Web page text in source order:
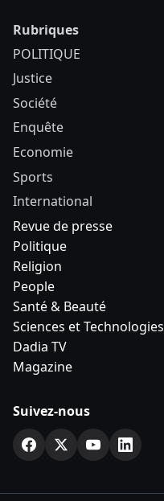
Rubriques
POLITIQUE
Justice
Société
Enquête
Economie
Sports
International
Revue de presse
Politique
Religion
People
Santé & Beauté
Sciences et Technologies
Dadia TV
Magazine
Suivez-nous